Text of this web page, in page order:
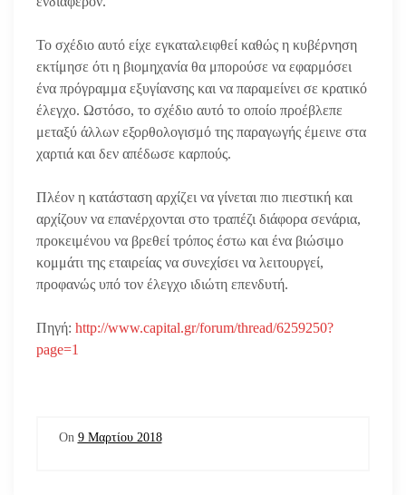
Το σχέδιο αυτό είχε εγκαταλειφθεί καθώς η κυβέρνηση
εκτίμησε ότι η βιομηχανία θα μπορούσε να εφαρμόσει
ένα πρόγραμμα εξυγίανσης και να παραμείνει σε κρατικό
έλεγχο. Ωστόσο, το σχέδιο αυτό το οποίο προέβλεπε
μεταξύ άλλων εξορθολογισμό της παραγωγής έμεινε στα
χαρτιά και δεν απέδωσε καρπούς.
Πλέον η κατάσταση αρχίζει να γίνεται πιο πιεστική και
αρχίζουν να επανέρχονται στο τραπέζι διάφορα σενάρια,
προκειμένου να βρεθεί τρόπος έστω και ένα βιώσιμο
κομμάτι της εταιρείας να συνεχίσει να λειτουργεί,
προφανώς υπό τον έλεγχο ιδιώτη επενδυτή.
Πηγή: http://www.capital.gr/forum/thread/6259250?
page=1
On 9 Μαρτίου 2018